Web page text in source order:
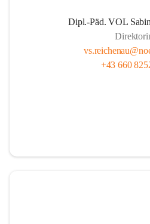
Dipl.-Päd. VOL
+43 660